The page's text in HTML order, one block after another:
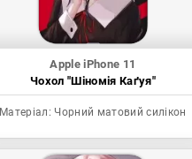
Apple iPhone 11
Чохол "Шіномія Каґуя"
Матеріал: Чорний матовий силікон